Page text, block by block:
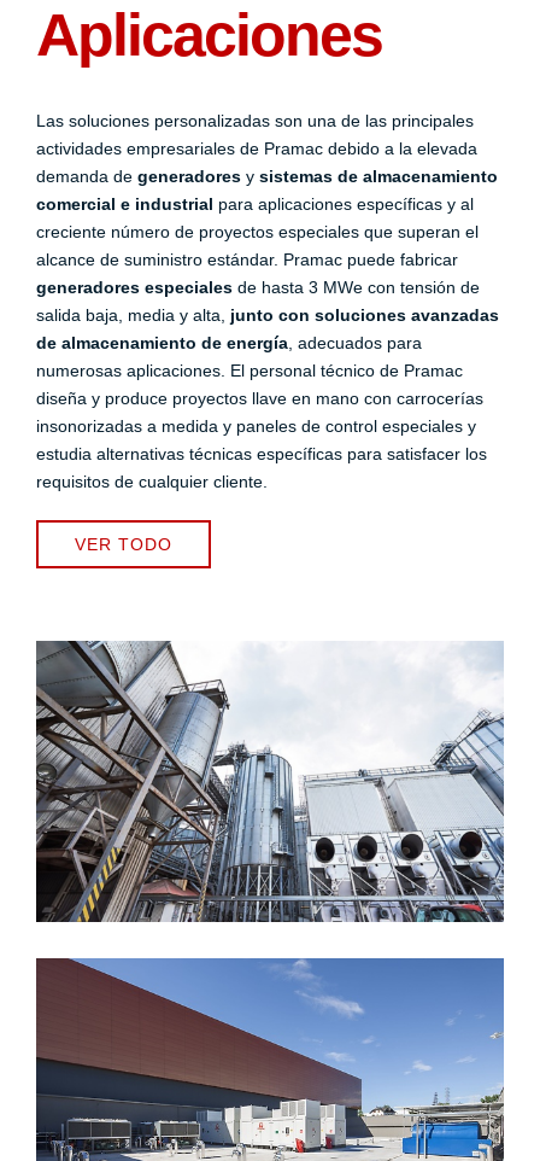
Aplicaciones
Las soluciones personalizadas son una de las principales
actividades empresariales de Pramac debido a la elevada
demanda de generadores y sistemas de almacenamiento
comercial e industrial para aplicaciones específicas y al
creciente número de proyectos especiales que superan el
alcance de suministro estándar. Pramac puede fabricar
generadores especiales de hasta 3 MWe con tensión de
salida baja, media y alta, junto con soluciones avanzadas
de almacenamiento de energía , adecuados para
numerosas aplicaciones. El personal técnico de Pramac
diseña y produce proyectos llave en mano con carrocerías
insonorizadas a medida y paneles de control especiales y
estudia alternativas técnicas específicas para satisfacer los
requisitos de cualquier cliente.
VER TODO